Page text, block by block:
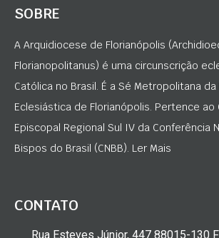
SOBRE
A Arquidiocese de Florianópolis
Florianopolitanus) é uma circunscrição
Católica no Brasil. É a Sé Metropolitana
Eclesiástica de Florianópolis. Pertence ao
Episcopal Regional Sul IV da Conferência
Bispos do Brasil (CNBB). Ler Mais
CONTATO
Rua Esteves Júnior, 447 88015-130